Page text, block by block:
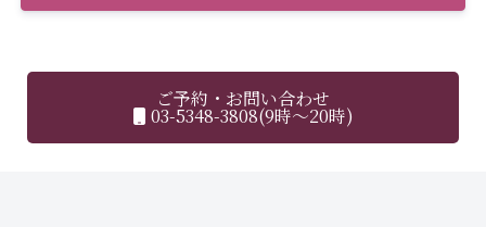
ご予約・お問い合わせ
03-5348-3808(9時～20時)